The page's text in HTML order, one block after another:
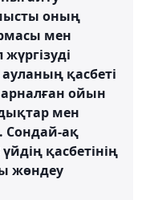
оның
мен
қасбеті
арналған ойын
мен
Сондай-ақ
қасбетінің
жөндеу